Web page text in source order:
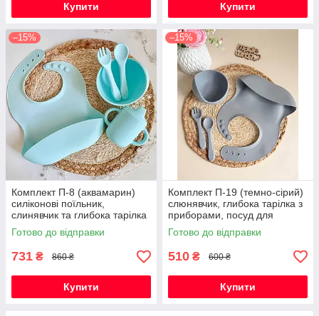
Купити Купити
–15%
Комплект П-8 (аквамарин)
силіконові поїльник,
слинявчик та глибока тарілка
з приборами, посуд для
прикорму
Готово до відправки
731 ₴ 860 ₴
Купити
–15%
Комплект П-19 (темно-сірий)
слюнявчик, глибока тарілка з
приборами, посуд для
першого прикорму
Готово до відправки
510 ₴ 600 ₴
Купити